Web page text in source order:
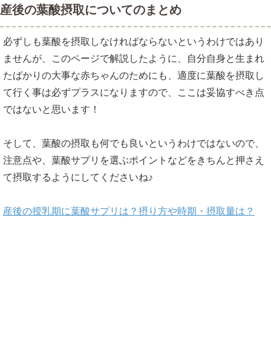
産後の葉酸摂取についてのまとめ
必ずしも葉酸を摂取しなければならないというわけではあり
ませんが、このページで解説したように、自分自身と生まれ
たばかりの大事な赤ちゃんのためにも、適度に葉酸を摂取し
て行く事は必ずプラスになりますので、ここは妥協すべき点
ではないと思います！
そして、葉酸の摂取も何でも良いというわけではないので、
注意点や、葉酸サプリを選ぶポイントなどをきちんと押さえ
て摂取するようにしてくださいね♪
産後の授乳期に葉酸サプリは？摂り方や時期・摂取量は？